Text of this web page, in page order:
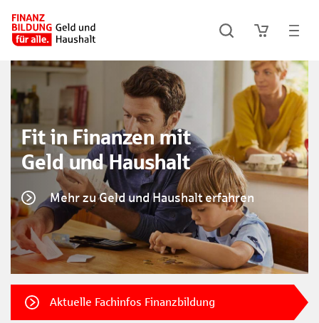
Fit in Finanzen mit
Geld und Haushalt
Mehr zu Geld und Haushalt erfahren
Aktuelle Fachinfos Finanzbildung